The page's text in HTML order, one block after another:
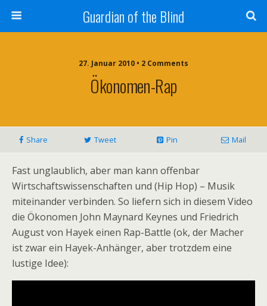
Guardian of the Blind
27. Januar 2010 • 2 Comments
Ökonomen-Rap
Share Tweet Pin Mail
Fast unglaublich, aber man kann offenbar
Wirtschaftswissenschaften und (Hip Hop) – Musik
miteinander verbinden. So liefern sich in diesem Video
die Ökonomen John Maynard Keynes und Friedrich
August von Hayek einen Rap-Battle (ok, der Macher
ist zwar ein Hayek-Anhänger, aber trotzdem eine
lustige Idee):